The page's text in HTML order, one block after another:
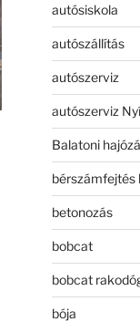
autósiskola
autószállítás
autószerviz
autószerviz
Balatoni
bérszámfejtés
betonozás
bobcat
bobcat
bója